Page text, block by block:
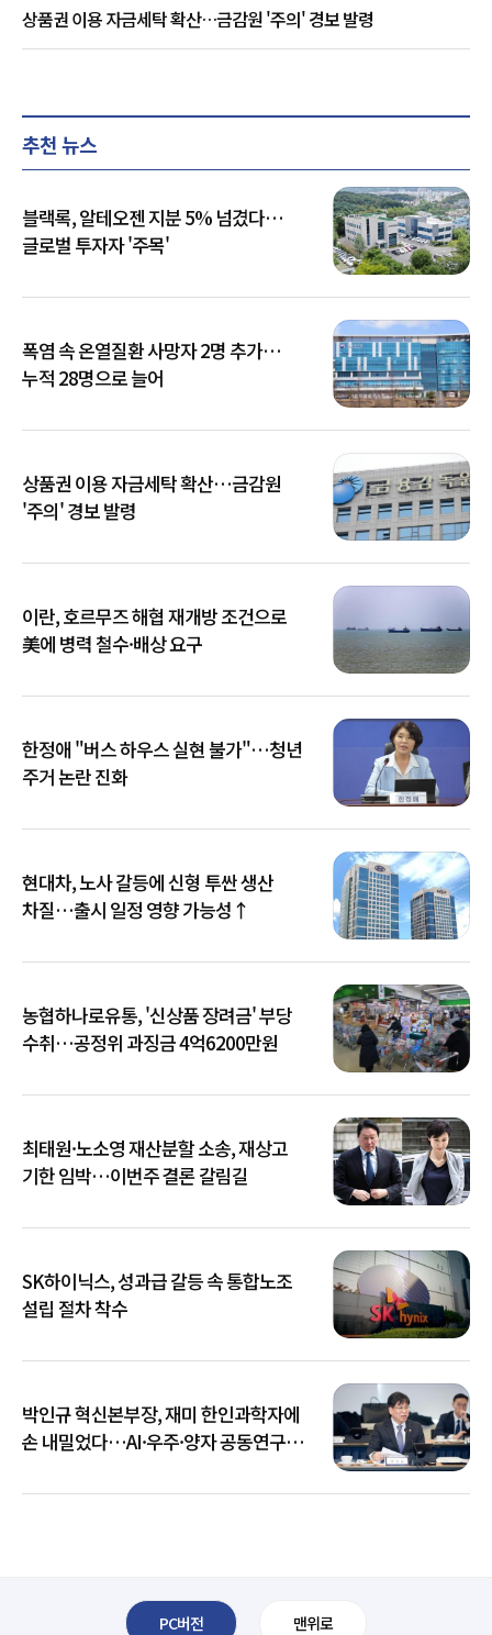
상품권 이용 자금세탁 확산…금감원 '주의' 경보 발령
추천 뉴스
블랙록, 알테오젠 지분 5% 넘겼다…
글로벌 투자자 '주목'
폭염 속 온열질환 사망자 2명 추가…
누적 28명으로 늘어
상품권 이용 자금세탁 확산…금감원
'주의' 경보 발령
이란, 호르무즈 해협 재개방 조건으로
美에 병력 철수·배상 요구
한정애 "버스 하우스 실현 불가"…청년
주거 논란 진화
현대차, 노사 갈등에 신형 투싼 생산
차질…출시 일정 영향 가능성↑
농협하나로유통, '신상품 장려금' 부당
수취…공정위 과징금 4억6200만원
최태원·노소영 재산분할 소송, 재상고
기한 임박…이번주 결론 갈림길
SK하이닉스, 성과급 갈등 속 통합노조
설립 절차 착수
박인규 혁신본부장, 재미 한인과학자에
손 내밀었다…AI·우주·양자 공동연구
PC버전 맨위로